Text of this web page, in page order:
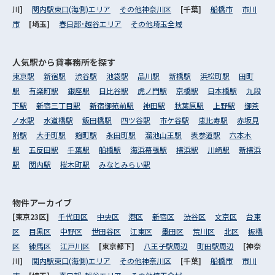
川] 関内駅東口(海側)エリア その他神奈川区 [千葉] 船橋市
市川
市
[埼玉] 春日部･越谷エリア その他埼玉全域
人気駅から貸事務所を探す
東京駅 新宿駅 渋谷駅 池袋駅 品川駅 新橋駅 浜松町駅
田町
駅
有楽町駅 銀座駅 日比谷駅 虎ノ門駅 京橋駅 日本橋駅
九段
下駅
新宿三丁目駅 新宿御苑前駅 神田駅 秋葉原駅 上野駅
御茶
ノ水駅
水道橋駅 飯田橋駅 四ツ谷駅 市ケ谷駅 恵比寿駅
赤坂見
附駅
大手町駅 麹町駅 永田町駅 溜池山王駅 表参道駅
六本木
駅
五反田駅 千葉駅 船橋駅 海浜幕張駅 横浜駅 川崎駅
新横浜
駅
関内駅 桜木町駅 みなとみらい駅
物件アーカイブ
[東京23区] 千代田区 中央区 港区 新宿区 渋谷区 文京区
台東
区
目黒区 中野区 世田谷区 江東区 墨田区 荒川区 北区
板橋
区
練馬区 江戸川区 [東京都下] 八王子駅周辺 町田駅周辺
[神奈
川] 関内駅東口(海側)エリア その他神奈川区 [千葉] 船橋市
市川